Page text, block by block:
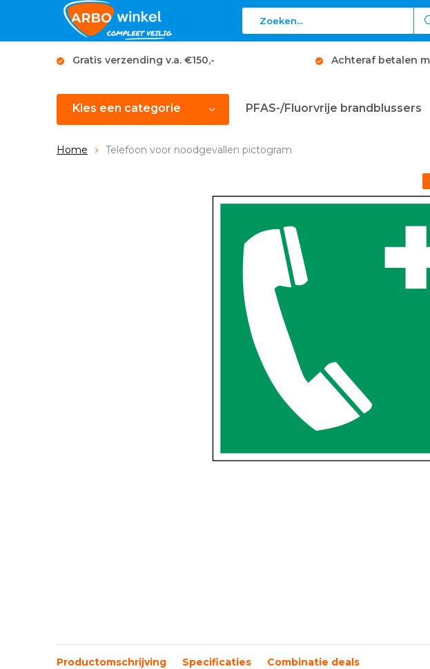
Gratis verzending v.a. €150,- Achteraf betalen
Kies een categorie PFAS-/Fluorvrije brandblussers
Home Telefoon voor noodgevallen pictogram
Productomschrijving Specificaties Combinatie deals